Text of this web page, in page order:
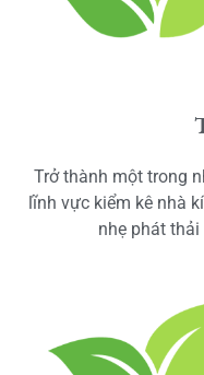
Trở thành một trong
lĩnh vực kiểm kê nhà
nhẹ phát